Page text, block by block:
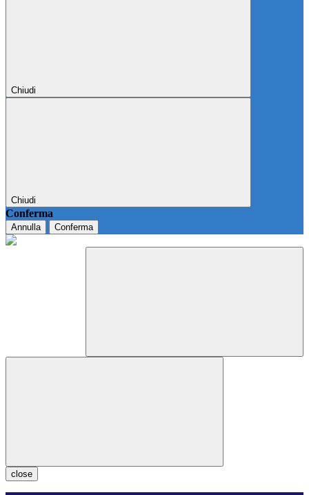
Chiudi
Chiudi
Conferma
Annulla Conferma
close